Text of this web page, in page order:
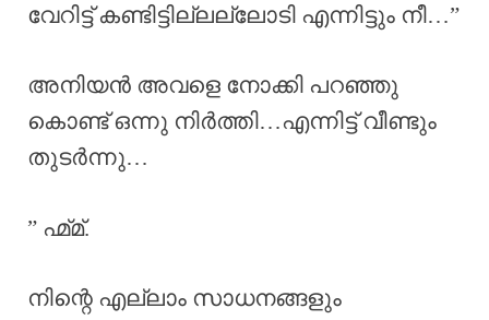
വേറിട്ട്‌ കണ്ടിട്ടില്ലല്ലോടി എന്നിട്ടും നീ…”
അനിയൻ അവളെ നോക്കി പറഞ്ഞു
കൊണ്ട് ഒന്നു നിർത്തി…എന്നിട്ട് വീണ്ടും
തുടർന്നു…
” ഹ്മ്മ്.
നിന്റെ എല്ലാം സാധനങ്ങളും